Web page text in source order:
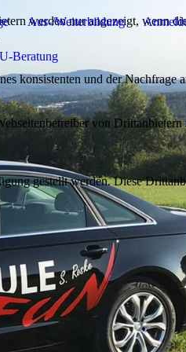
Aus-/Weiterbildung
Beratung
werden nur angezeigt, wenn
konsistenten und der Nachfrage
von
gestellt werden. Diese